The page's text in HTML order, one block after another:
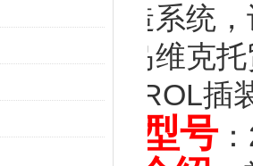
的制造系统
秦皇岛维克
DELTROL插
常用型号